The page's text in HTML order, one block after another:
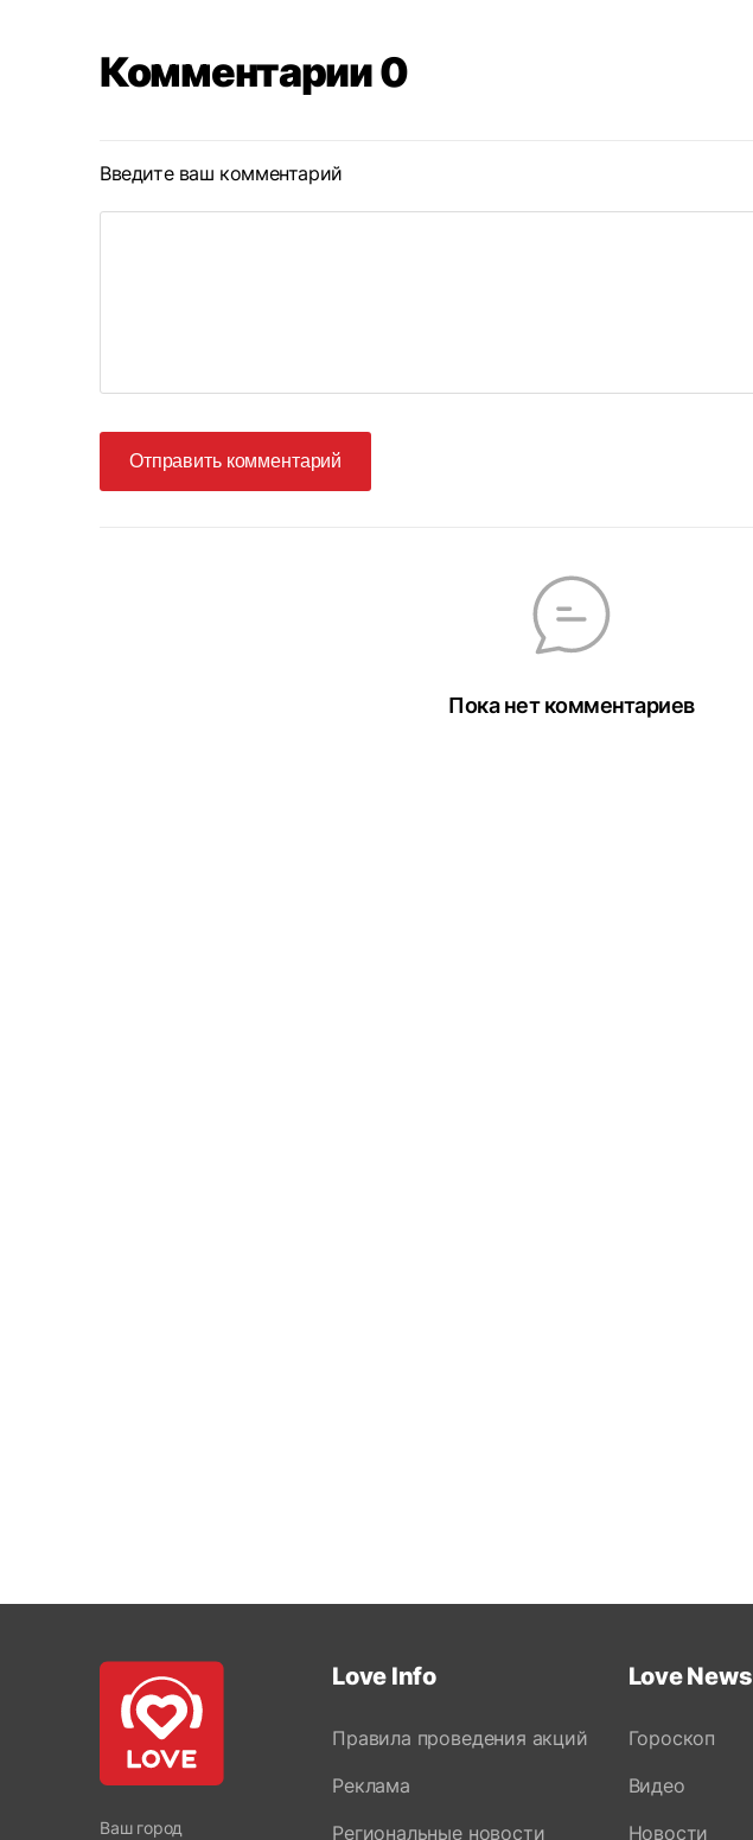
Комментарии 0
Введите ваш комментарий
Отправить комментарий
Пока нет комментариев
Ваш город
Love Info
Правила проведения акций
Реклама
Региональные новости
Love News
Гороскоп
Видео
Новости